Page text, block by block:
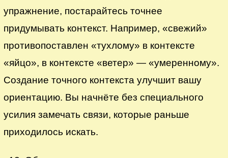
упражнение, постарайтесь точнее
придумывать контекст. Например, «свежий»
противопоставлен «тухлому» в контексте
«яйцо», в контексте «ветер» — «умеренному».
Создание точного контекста улучшит вашу
ориентацию. Вы начнёте без специального
усилия замечать связи, которые раньше
приходилось искать.